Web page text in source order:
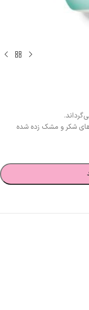
شکر و مشک زده شده